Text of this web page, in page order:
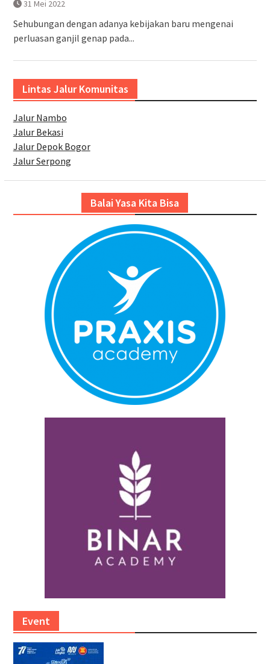
31 Mei 2022
Sehubungan dengan adanya kebijakan baru mengenai
perluasan ganjil genap pada...
Lintas Jalur Komunitas
Jalur Nambo
Jalur Bekasi
Jalur Depok Bogor
Jalur Serpong
Balai Yasa Kita Bisa
Event